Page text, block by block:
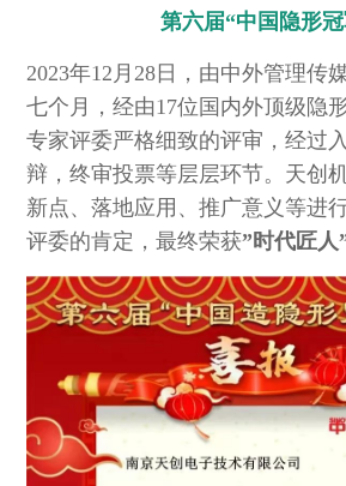
第六届“中国隐形
2023年12月28日，由中外管理传
七个月，经由17位国内外顶级隐
专家评委严格细致的评审，经过
辩，终审投票等层层环节。天创
新点、落地应用、推广意义等进
评委的肯定，最终荣获”时代匠人